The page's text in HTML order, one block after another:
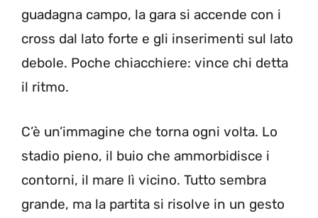
guadagna campo, la gara si accende con i
cross dal lato forte e gli inserimenti sul lato
debole. Poche chiacchiere: vince chi detta
il ritmo.
C’è un’immagine che torna ogni volta. Lo
stadio pieno, il buio che ammorbidisce i
contorni, il mare lì vicino. Tutto sembra
grande, ma la partita si risolve in un gesto